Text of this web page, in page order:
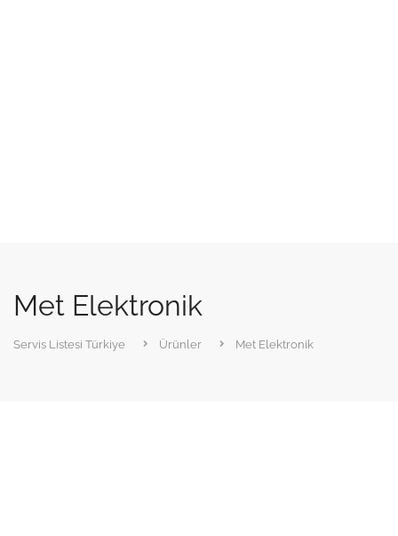
Met Elektronik
Servis Listesi Türkiye Ürünler Met Elektronik